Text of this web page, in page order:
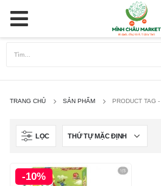
TRANG CHỦ SẢN PHẨM PRODUCT TAG -
LỌC
-10%